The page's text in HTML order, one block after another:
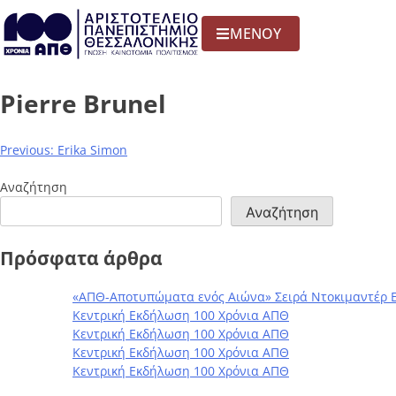
ΜΕΝΟΥ
Pierre Brunel
Previous: Erika Simon
Αναζήτηση
Αναζήτηση
Πρόσφατα άρθρα
«ΑΠΘ-Αποτυπώματα ενός Αιώνα» Σειρά Ντοκιμαντέρ
Κεντρική Εκδήλωση 100 Χρόνια ΑΠΘ
Κεντρική Εκδήλωση 100 Χρόνια ΑΠΘ
Κεντρική Εκδήλωση 100 Χρόνια ΑΠΘ
Κεντρική Εκδήλωση 100 Χρόνια ΑΠΘ